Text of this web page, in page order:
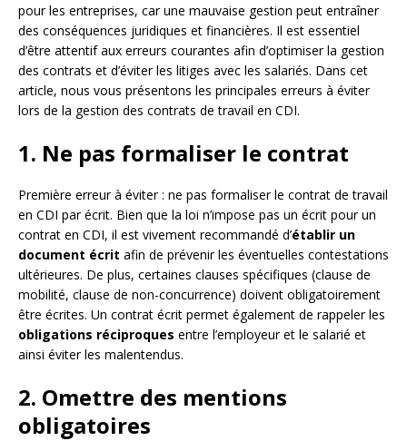
pour les entreprises, car une mauvaise gestion peut entraîner
des conséquences juridiques et financières. Il est essentiel
d’être attentif aux erreurs courantes afin d’optimiser la gestion
des contrats et d’éviter les litiges avec les salariés. Dans cet
article, nous vous présentons les principales erreurs à éviter
lors de la gestion des contrats de travail en CDI.
1. Ne pas formaliser le contrat
Première erreur à éviter : ne pas formaliser le contrat de travail
en CDI par écrit. Bien que la loi n’impose pas un écrit pour un
contrat en CDI, il est vivement recommandé d’établir un
document écrit afin de prévenir les éventuelles contestations
ultérieures. De plus, certaines clauses spécifiques (clause de
mobilité, clause de non-concurrence) doivent obligatoirement
être écrites. Un contrat écrit permet également de rappeler les
obligations réciproques entre l’employeur et le salarié et
ainsi éviter les malentendus.
2. Omettre des mentions
obligatoires